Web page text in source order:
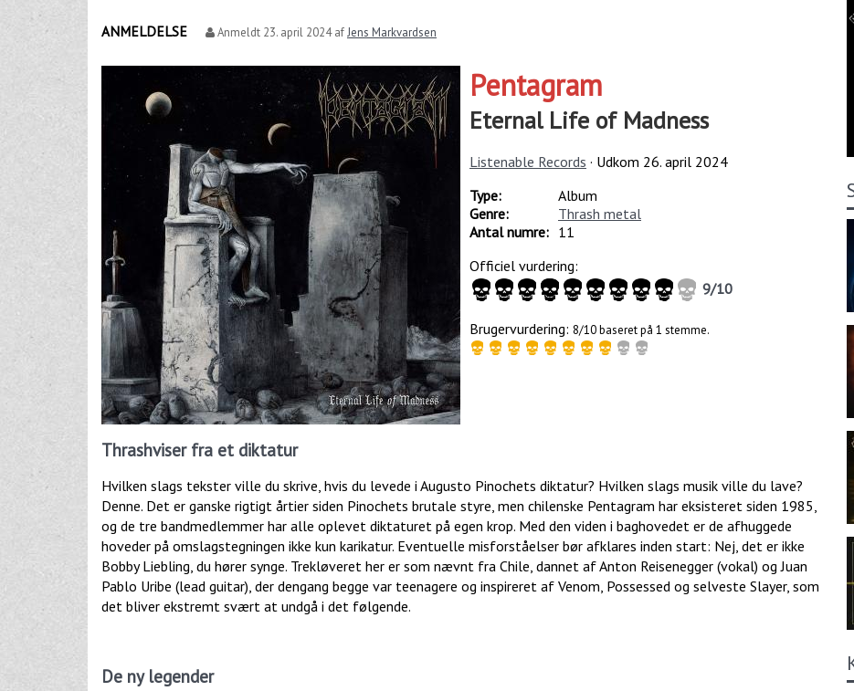
ANMELDELSE Anmeldt 23. april 2024afJens Markvardsen
Pentagram
Eternal Life of Madness
Listenable Records · Udkom 26. april 2024
Type:
Album
Genre:
Thrash metal
Antal numre: 11
Officiel vurdering:
9/10
Brugervurdering: 8/10 baseret på 1 stemme.
Thrashviser fra et diktatur
Hvilken slags tekster ville du skrive, hvis du levede i Augusto Pinochets diktatur? Hvilken slags musik ville du lave?
Denne. Det er ganske rigtigt årtier siden Pinochets brutale styre, men chilenske Pentagram har eksisteret siden 1985,
og de tre bandmedlemmer har alle oplevet diktaturet på egen krop. Med den viden i baghovedet er de afhuggede
hoveder på omslagstegningen ikke kun karikatur. Eventuelle misforståelser bør afklares inden start: Nej, det er ikke
Bobby Liebling, du hører synge. Trekløveret her er som nævnt fra Chile, dannet af Anton Reisenegger (vokal) og Juan
Pablo Uribe (lead guitar), der dengang begge var teenagere og inspireret af Venom, Possessed og selveste Slayer, som
det bliver ekstremt svært at undgå i det følgende.
De ny legender